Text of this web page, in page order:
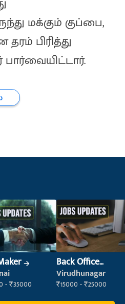
மக்கும் குப்பை,
பிரித்து
- ₹35000
Back Office
Executive
(Administration)
Virudhunagar
₹15000 - ₹25000